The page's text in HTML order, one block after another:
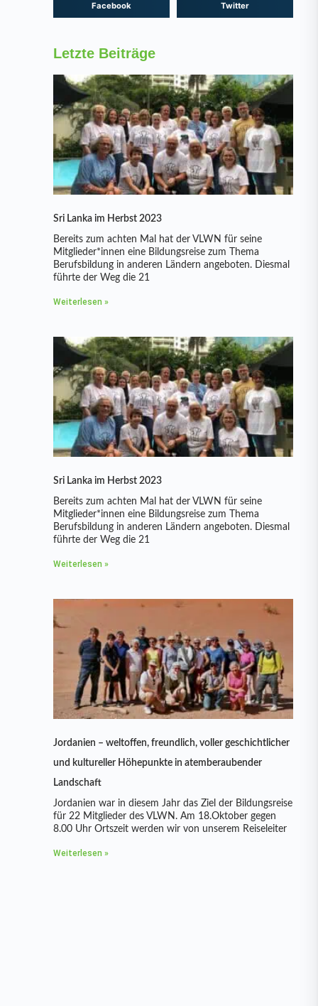
Facebook Twitter
Letzte Beiträge
Sri Lanka im Herbst 2023
Bereits zum achten Mal hat der VLWN für seine
Mitglieder*innen eine Bildungsreise zum Thema
Berufsbildung in anderen Ländern angeboten. Diesmal
führte der Weg die 21
Weiterlesen »
Sri Lanka im Herbst 2023
Bereits zum achten Mal hat der VLWN für seine
Mitglieder*innen eine Bildungsreise zum Thema
Berufsbildung in anderen Ländern angeboten. Diesmal
führte der Weg die 21
Weiterlesen »
Jordanien – weltoffen, freundlich, voller geschichtlicher
und kultureller Höhepunkte in atemberaubender
Landschaft
Jordanien war in diesem Jahr das Ziel der Bildungsreise
für 22 Mitglieder des VLWN. Am 18.Oktober gegen
8.00 Uhr Ortszeit werden wir von unserem Reiseleiter
Weiterlesen »